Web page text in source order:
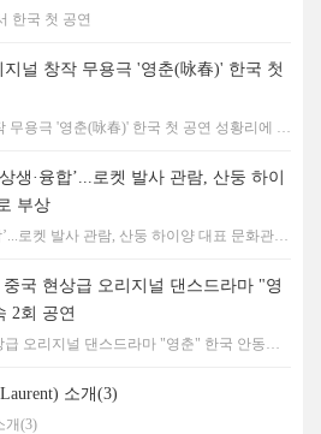
한국 첫 공연
널 창작 무용극 '영춘(咏春)' 한국 첫
무용극 '영춘(咏春)' 한국 첫 공연 성황리에 개
생·융합’...로켓 발사 관람, 산둥 하이
부상
로켓 발사 관람, 산둥 하이양 대표 문화관광
국 현상급 오리지널 댄스드라마 "영
2회 공연
오리지널 댄스드라마 "영춘" 한국 안동에
소개(3)
개(3)